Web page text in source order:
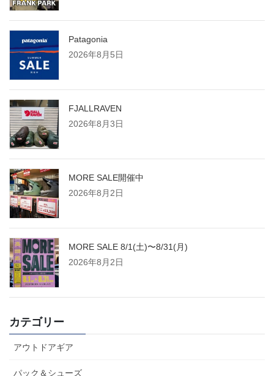
Patagonia
2026年8月5日
FJALLRAVEN
2026年8月3日
MORE SALE開催中
2026年8月2日
MORE SALE 8/1(土)〜8/31(月)
2026年8月2日
カテゴリー
アウトドアギア
パック＆シューズ